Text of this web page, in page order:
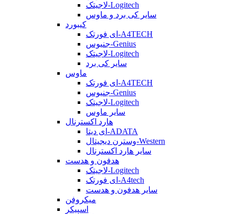
لاجیتک-Logitech
سایر کی برد و ماوس
کیبورد
ای فورتک-A4TECH
جنیوس-Genius
لاجیتک-Logitech
سایر کی برد
ماوس
ای فورتک-A4TECH
جنیوس-Genius
لاجیتک-Logitech
سایر ماوس
هارد اکسترنال
ای دیتا-ADATA
وسترن دیجیتال-Western
سایر هارد اکسترنال
هدفون و هدست
لاجیتک-Logitech
ای فورتک-A4tech
سایر هدفون و هدست
میکروفن
اسپیکر